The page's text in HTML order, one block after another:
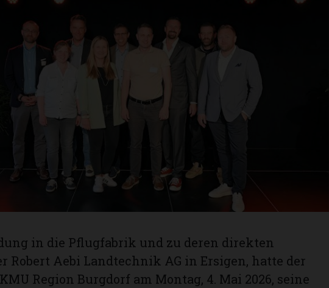
in die Pflugfabrik und zu deren direkten
Robert Aebi Landtechnik AG in Ersigen, hatte der
Region Burgdorf am Montag, 4. Mai 2026, seine